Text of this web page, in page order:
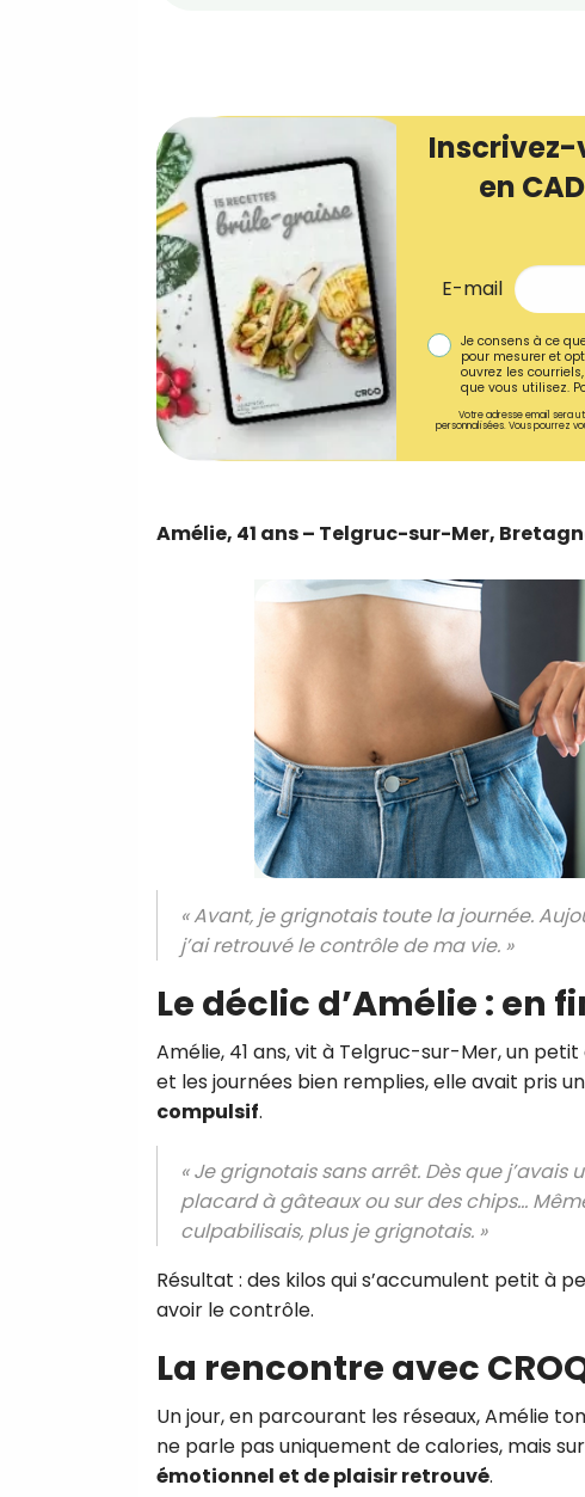
Inscrivez-
en
E-mail
Je consens à ce
pour mesurer et
ouvrez les
que vous utilisez.
Votre adresse email sera
personnalisées. Vous pourrez
Amélie, 41 ans – Telgruc-sur-Mer,
« Avant, je grignotais toute la journée.
j’ai retrouvé le contrôle de ma vie. »
Le déclic d’Amélie : en
Amélie, 41 ans, vit à Telgruc-sur-Mer, un
et les journées bien remplies, elle avait pris
compulsif.
« Je grignotais sans arrêt. Dès que j’avais
placard à gâteaux ou sur des chips…
culpabilisais, plus je grignotais. »
Résultat : des kilos qui s’accumulent petit à
avoir le contrôle.
La rencontre avec
Un jour, en parcourant les réseaux, Amélie
ne parle pas uniquement de calories, mais
émotionnel et de plaisir retrouvé.